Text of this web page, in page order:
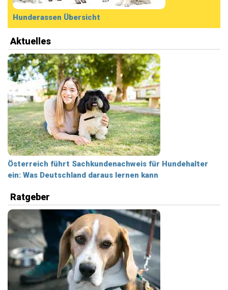
Hunderassen Übersicht
Aktuelles
Österreich führt Sachkundenachweis für Hundehalter
ein: Was Deutschland daraus lernen kann
Ratgeber